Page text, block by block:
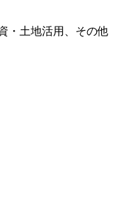
・土地活用、その他